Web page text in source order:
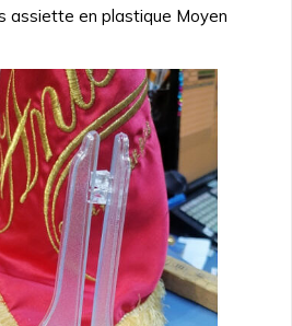
assiette en plastique Moyen